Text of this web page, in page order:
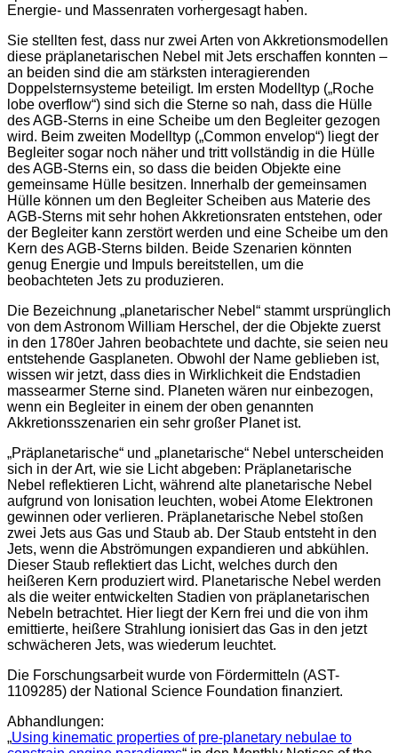
Energie- und Massenraten vorhergesagt haben.
Sie stellten fest, dass nur zwei Arten von Akkretionsmodellen
diese präplanetarischen Nebel mit Jets erschaffen konnten –
an beiden sind die am stärksten interagierenden
Doppelsternsysteme beteiligt. Im ersten Modelltyp („Roche
lobe overflow“) sind sich die Sterne so nah, dass die Hülle
des AGB-Sterns in eine Scheibe um den Begleiter gezogen
wird. Beim zweiten Modelltyp („Common envelop“) liegt der
Begleiter sogar noch näher und tritt vollständig in die Hülle
des AGB-Sterns ein, so dass die beiden Objekte eine
gemeinsame Hülle besitzen. Innerhalb der gemeinsamen
Hülle können um den Begleiter Scheiben aus Materie des
AGB-Sterns mit sehr hohen Akkretionsraten entstehen, oder
der Begleiter kann zerstört werden und eine Scheibe um den
Kern des AGB-Sterns bilden. Beide Szenarien könnten
genug Energie und Impuls bereitstellen, um die
beobachteten Jets zu produzieren.
Die Bezeichnung „planetarischer Nebel“ stammt ursprünglich
von dem Astronom William Herschel, der die Objekte zuerst
in den 1780er Jahren beobachtete und dachte, sie seien neu
entstehende Gasplaneten. Obwohl der Name geblieben ist,
wissen wir jetzt, dass dies in Wirklichkeit die Endstadien
massearmer Sterne sind. Planeten wären nur einbezogen,
wenn ein Begleiter in einem der oben genannten
Akkretionsszenarien ein sehr großer Planet ist.
„Präplanetarische“ und „planetarische“ Nebel unterscheiden
sich in der Art, wie sie Licht abgeben: Präplanetarische
Nebel reflektieren Licht, während alte planetarische Nebel
aufgrund von Ionisation leuchten, wobei Atome Elektronen
gewinnen oder verlieren. Präplanetarische Nebel stoßen
zwei Jets aus Gas und Staub ab. Der Staub entsteht in den
Jets, wenn die Abströmungen expandieren und abkühlen.
Dieser Staub reflektiert das Licht, welches durch den
heißeren Kern produziert wird. Planetarische Nebel werden
als die weiter entwickelten Stadien von präplanetarischen
Nebeln betrachtet. Hier liegt der Kern frei und die von ihm
emittierte, heißere Strahlung ionisiert das Gas in den jetzt
schwächeren Jets, was wiederum leuchtet.
Die Forschungsarbeit wurde von Fördermitteln (AST-
1109285) der National Science Foundation finanziert.
Abhandlungen:
„Using kinematic properties of pre-planetary nebulae to